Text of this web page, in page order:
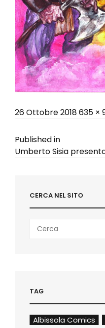
Posted
26 Ottobre 2018Full
635 ×
Navigazione
Published in
Umberto Sisia
CERCA NEL SITO
for:
TAG
Albissola Comics